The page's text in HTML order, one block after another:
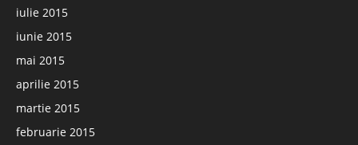
iulie 2015
iunie 2015
mai 2015
aprilie 2015
martie 2015
februarie 2015